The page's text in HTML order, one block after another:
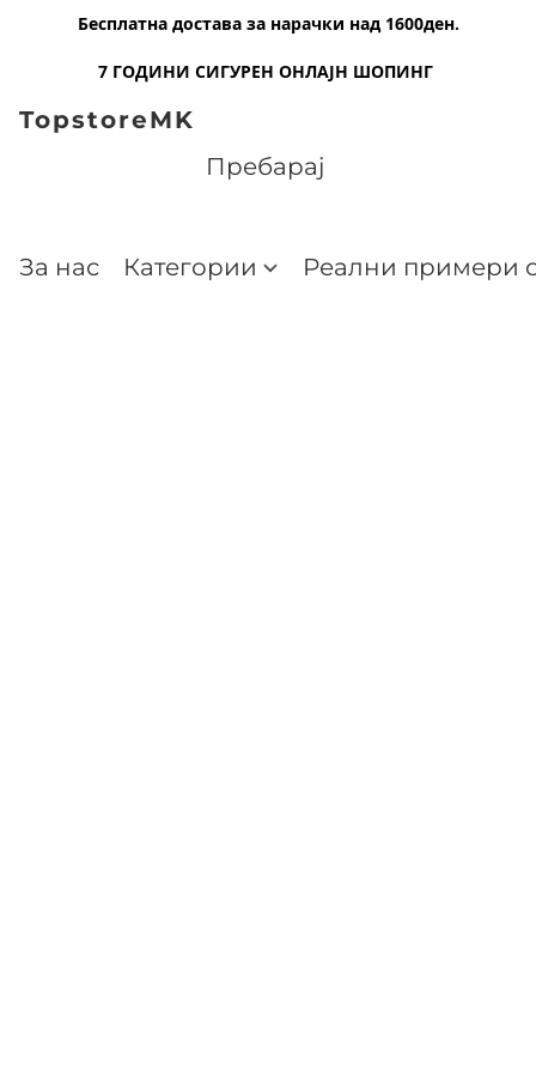
Бесплатна достава за нарачки над 1600ден.
7 ГОДИНИ СИГУРЕН ОНЛАЈН ШОПИНГ
TopstoreMK
За нас Категории Реални примери